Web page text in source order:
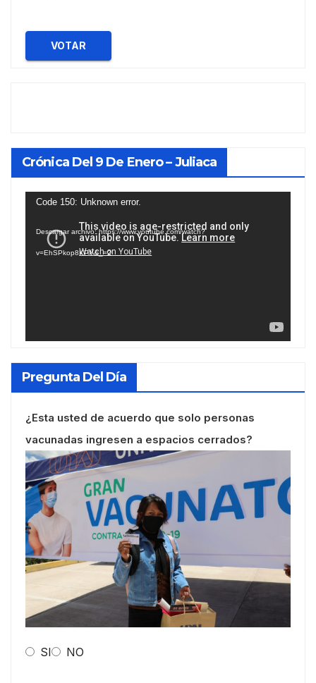
VOTAR
Crónica Del 9 De Enero – Juliaca
Reproductor
vídeo
Code 150: Unknown error.
Descargar archivo: https://www.youtube.com/watch?
v=EhSPkop8KPY&_=2
Pregunta Del Día
¿Esta usted de acuerdo que solo personas
vacunadas ingresen a espacios cerrados?
SI NO